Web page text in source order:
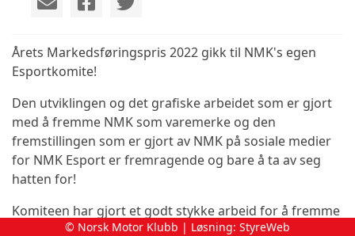
Årets Markedsføringspris 2022 gikk til NMK's egen
Esportkomite!
Den utviklingen og det grafiske arbeidet som er gjort
med å fremme NMK som varemerke og den
fremstillingen som er gjort av NMK på sosiale medier
for NMK Esport er fremragende og bare å ta av seg
hatten for!
Komiteen har gjort et godt stykke arbeid for å fremme
esporten og NMK og har på den tiden komiteen har
© Norsk Motor Klubb | Løsning: StyreWeb